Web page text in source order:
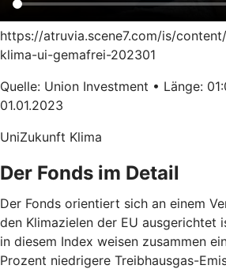
https://atruvia.scene7.com/is/
klima-ui-gemafrei-202301
Quelle: Union Investment • Länge:
01.01.2023
UniZukunft Klima
Der Fonds im Detail
Der Fonds orientiert sich an einem
den Klimazielen der EU ausgerichtet
in diesem Index weisen zusammen
Prozent niedrigere Treibhausgas-